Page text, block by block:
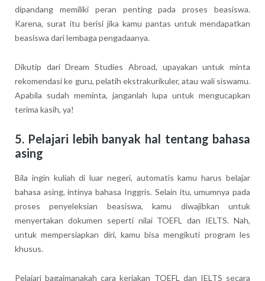
dipandang memiliki peran penting pada proses beasiswa.
Karena, surat itu berisi jika kamu pantas untuk mendapatkan
beasiswa dari lembaga pengadaanya.
Dikutip dari Dream Studies Abroad, upayakan untuk minta
rekomendasi ke guru, pelatih ekstrakurikuler, atau wali siswamu.
Apabila sudah meminta, janganlah lupa untuk mengucapkan
terima kasih, ya!
5. Pelajari lebih banyak hal tentang bahasa
asing
Bila ingin kuliah di luar negeri, automatis kamu harus belajar
bahasa asing, intinya bahasa Inggris. Selain itu, umumnya pada
proses penyeleksian beasiswa, kamu diwajibkan untuk
menyertakan dokumen seperti nilai TOEFL dan IELTS. Nah,
untuk mempersiapkan diri, kamu bisa mengikuti program les
khusus.
Pelajari bagaimanakah cara kerjakan TOEFL dan IELTS secara